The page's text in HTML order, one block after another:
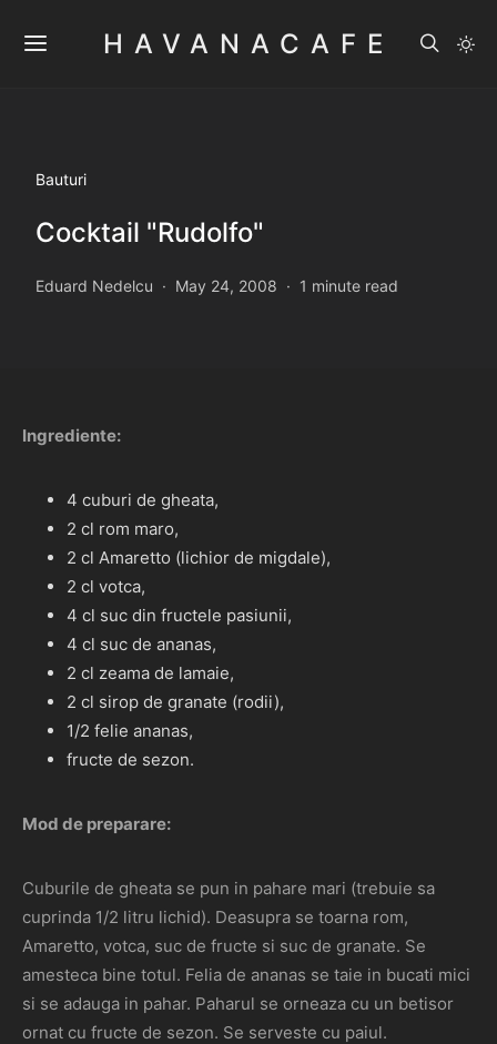
HAVANACAFE
Bauturi
Cocktail "Rudolfo"
Eduard Nedelcu May 24, 2008 1 minute read
Ingrediente:
4 cuburi de gheata,
2 cl rom maro,
2 cl Amaretto (lichior de migdale),
2 cl votca,
4 cl suc din fructele pasiunii,
4 cl suc de ananas,
2 cl zeama de lamaie,
2 cl sirop de granate (rodii),
1/2 felie ananas,
fructe de sezon.
Mod de preparare:
Cuburile de gheata se pun in pahare mari (trebuie sa
cuprinda 1/2 litru lichid). Deasupra se toarna rom,
Amaretto, votca, suc de fructe si suc de granate. Se
amesteca bine totul. Felia de ananas se taie in bucati mici
si se adauga in pahar. Paharul se orneaza cu un betisor
ornat cu fructe de sezon. Se serveste cu paiul.